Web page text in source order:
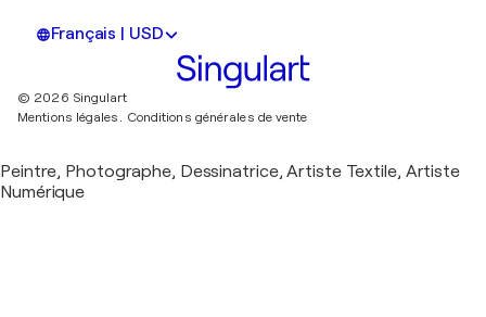
Français | USD
© 2026 Singulart
Mentions légales. Conditions générales de vente
Peintre, Photographe, Dessinatrice, Artiste Textile, Artiste
Numérique